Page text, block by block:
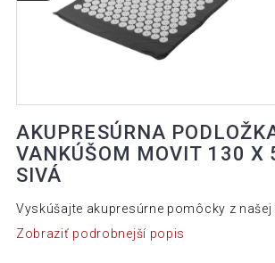
AKUPRESÚRNA
VANKÚŠOM MOVIT 130 X
SIVÁ
Vyskúšajte akupresúrne pomôcky z našej
Zobraziť podrobnejší popis